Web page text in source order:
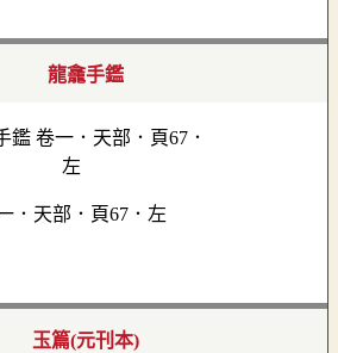
龍龕手鑑
．天部．頁67．左
玉篇(元刊本)